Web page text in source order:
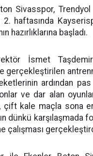
Sivasspor,
2. haftasında
hazırlıklarına başladı.
İsmet Taşdemir
gerçekleştirilen
ardından
ve dar alan
çift kale maçla sona
dünkü karşılaşmada
çalışması